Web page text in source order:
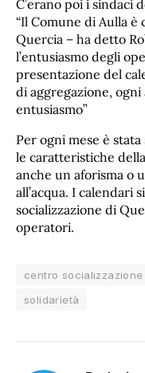
C’erano poi i sindaci
“Il Comune di Aulla è
Quercia – ha detto
l’entusiasmo degli
presentazione del
di aggregazione, ogni
entusiasmo”
Per ogni mese è
le caratteristiche
anche un aforisma o
all’acqua. I calendari
socializzazione di
operatori.
centro socializzazione
solidarietà